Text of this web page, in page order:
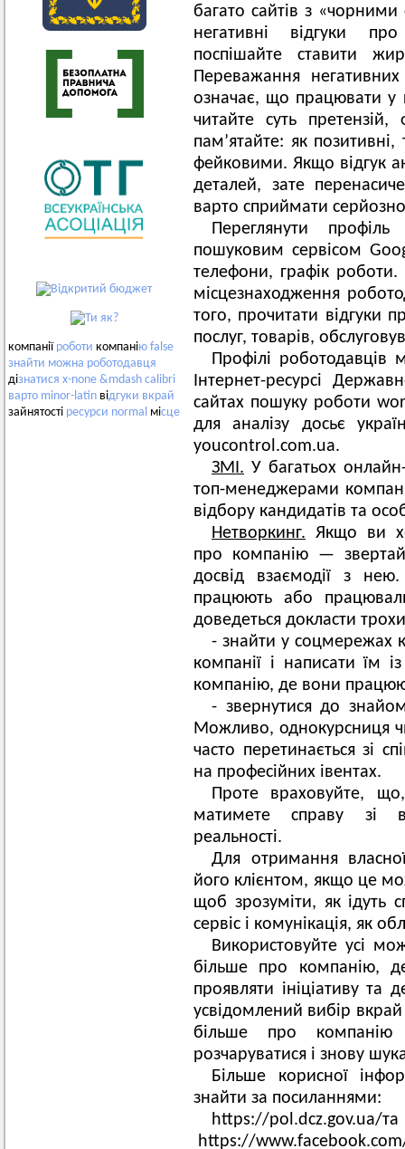
компанії роботи компанію false
знайти можна роботодавця
дізнатися x-none &mdash calibri
варто minor-latin відгуки вкрай
зайнятості ресурси normal місце
багато сайтів з
негативні відгуки
поспішайте ставити
Переважання
означає, що працювати у
читайте суть претензій,
пам’ятайте: як
фейковими. Якщо відгук
деталей, зате
варто сприймати
Переглянути
пошуковим сервісом
телефони, графік
місцезнаходження
того, прочитати відгуки
послуг, товарів,
Профілі
Інтернет-ресурсі
сайтах пошуку роботи
для аналізу досьє
youcontrol.com.ua.
ЗМІ. У багатьох
топ-менеджерами
відбору кандидатів та
Нетворкинг. Якщо ви
про компанію —
досвід взаємодії з
працюють або
доведеться докласти
- знайти у соцмережах
компанії і написати їм
компанію, де вони
- звернутися до
Можливо, однокурсниця
часто перетинається зі
на професійних івентах.
Проте враховуйте,
матимете справу зі
реальності.
Для отримання
його клієнтом, якщо це
щоб зрозуміти, як ідуть
сервіс і комунікація, як
Використовуйте усі
більше про компанію,
проявляти ініціативу та
усвідомлений вибір
більше про компанію
розчаруватися і знову
Більше корисної
знайти за посиланнями:
https://pol.dcz.gov.ua/та
https://